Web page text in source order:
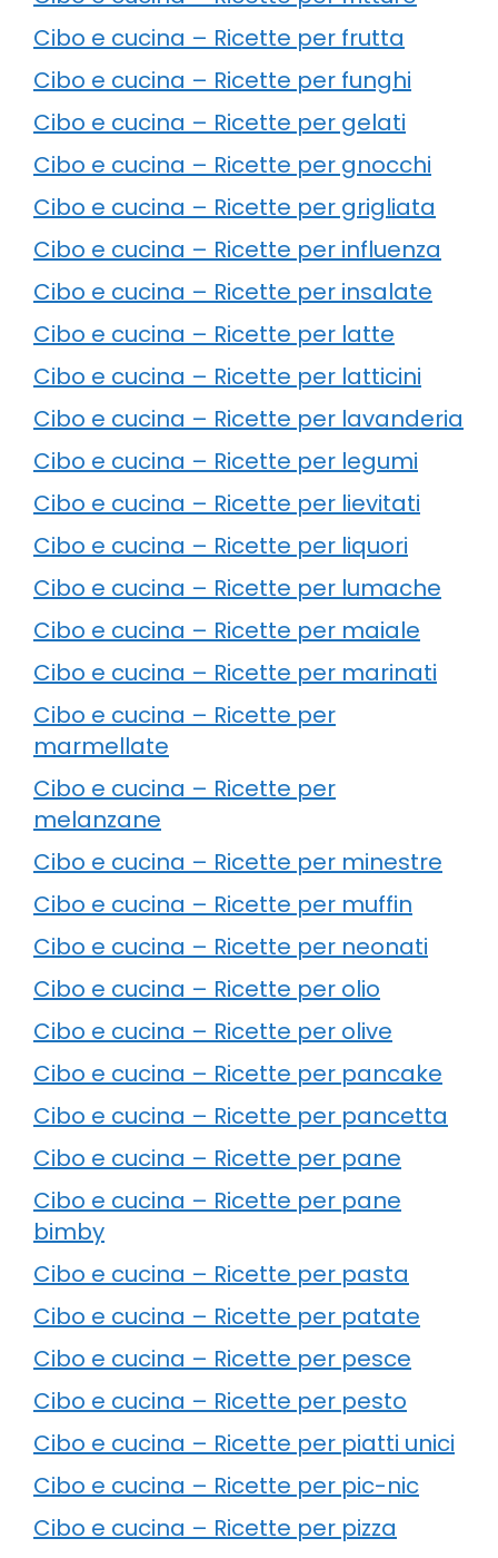
Cibo e cucina – Ricette per frutta
Cibo e cucina – Ricette per funghi
Cibo e cucina – Ricette per gelati
Cibo e cucina – Ricette per gnocchi
Cibo e cucina – Ricette per grigliata
Cibo e cucina – Ricette per influenza
Cibo e cucina – Ricette per insalate
Cibo e cucina – Ricette per latte
Cibo e cucina – Ricette per latticini
Cibo e cucina – Ricette per lavanderia
Cibo e cucina – Ricette per legumi
Cibo e cucina – Ricette per lievitati
Cibo e cucina – Ricette per liquori
Cibo e cucina – Ricette per lumache
Cibo e cucina – Ricette per maiale
Cibo e cucina – Ricette per marinati
Cibo e cucina – Ricette per
marmellate
Cibo e cucina – Ricette per
melanzane
Cibo e cucina – Ricette per minestre
Cibo e cucina – Ricette per muffin
Cibo e cucina – Ricette per neonati
Cibo e cucina – Ricette per olio
Cibo e cucina – Ricette per olive
Cibo e cucina – Ricette per pancake
Cibo e cucina – Ricette per pancetta
Cibo e cucina – Ricette per pane
Cibo e cucina – Ricette per pane
bimby
Cibo e cucina – Ricette per pasta
Cibo e cucina – Ricette per patate
Cibo e cucina – Ricette per pesce
Cibo e cucina – Ricette per pesto
Cibo e cucina – Ricette per piatti unici
Cibo e cucina – Ricette per pic-nic
Cibo e cucina – Ricette per pizza